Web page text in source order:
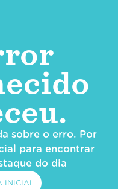
sobre o erro. Por
para encontrar
do dia
INICIAL